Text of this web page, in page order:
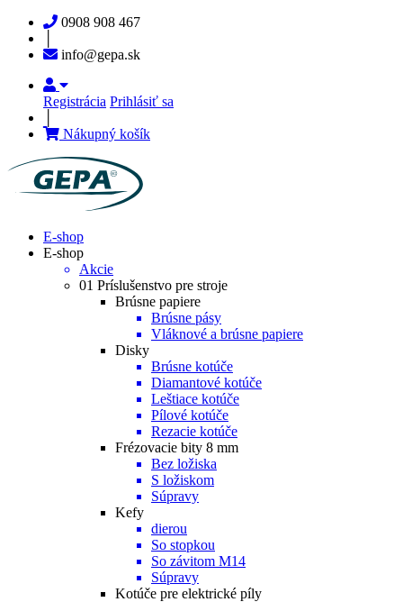
0908 908 467
info@gepa.sk
Registrácia Prihlásiť sa
Nákupný košík
E-shop
E-shop
Akcie
01 Príslušenstvo pre stroje
Brúsne papiere
Brúsne pásy
Vláknové a brúsne papiere
Disky
Brúsne kotúče
Diamantové kotúče
Leštiace kotúče
Pílové kotúče
Rezacie kotúče
Frézovacie bity 8 mm
Bez ložiska
S ložiskom
Súpravy
Kefy
dierou
So stopkou
So závitom M14
Súpravy
Kotúče pre elektrické píly